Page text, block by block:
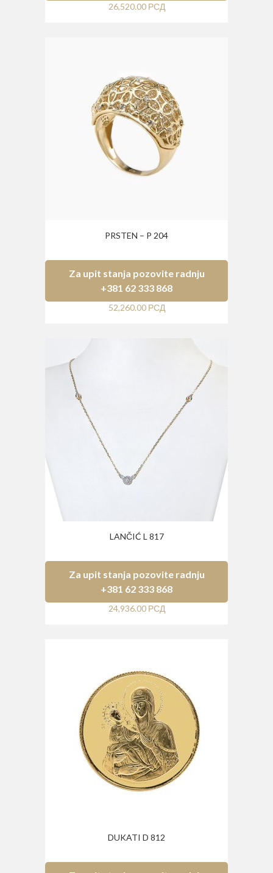
26,520.00 РСД
PRSTEN – P 204
Za upit stanja pozovite radnju
+381 62 333 868
52,260.00 РСД
LANČIĆ L 817
Za upit stanja pozovite radnju
+381 62 333 868
24,936.00 РСД
DUKATI D 812